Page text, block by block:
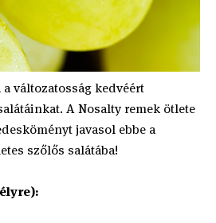
változatosság kedvéért
A Nosalty remek ötlete
javasol ebbe a
szőlős salátába!